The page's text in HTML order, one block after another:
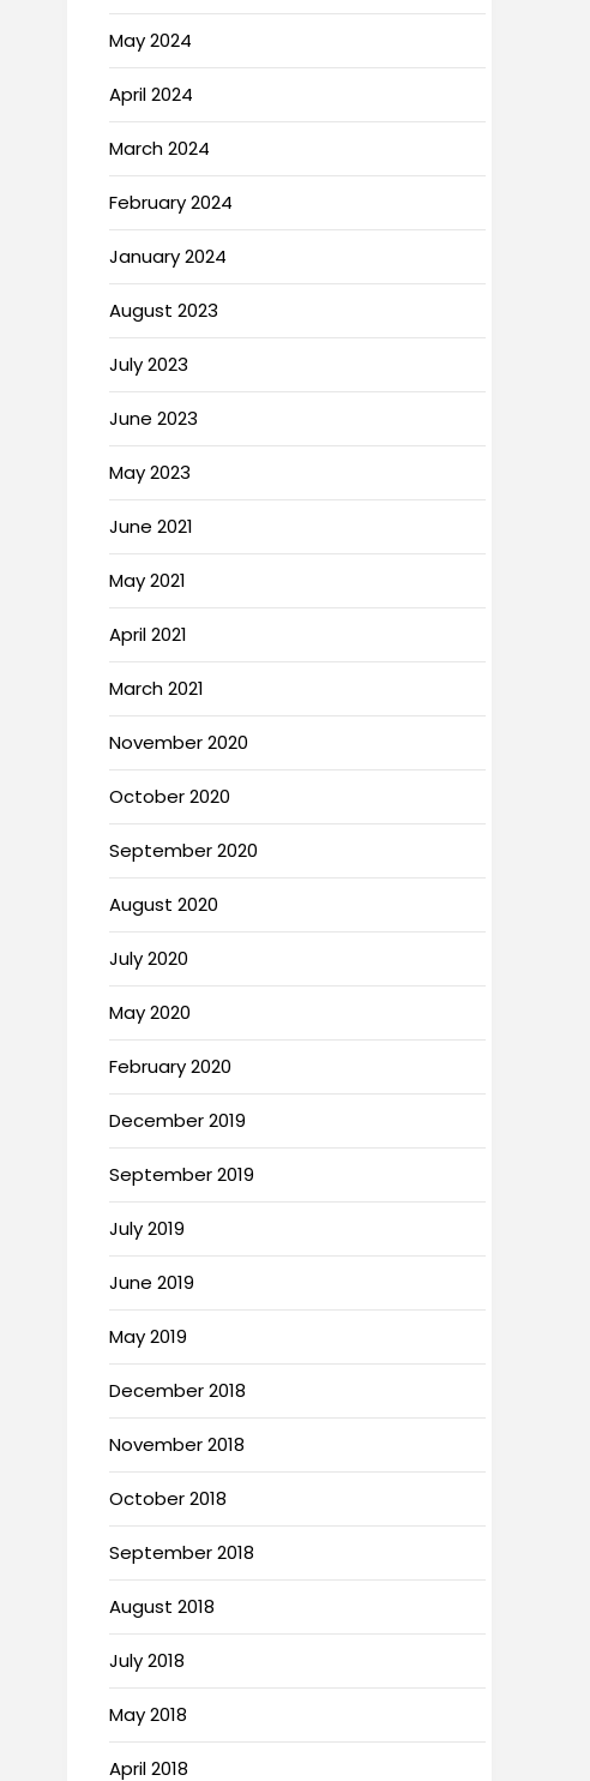
May 2024
April 2024
March 2024
February 2024
January 2024
August 2023
July 2023
June 2023
May 2023
June 2021
May 2021
April 2021
March 2021
November 2020
October 2020
September 2020
August 2020
July 2020
May 2020
February 2020
December 2019
September 2019
July 2019
June 2019
May 2019
December 2018
November 2018
October 2018
September 2018
August 2018
July 2018
May 2018
April 2018